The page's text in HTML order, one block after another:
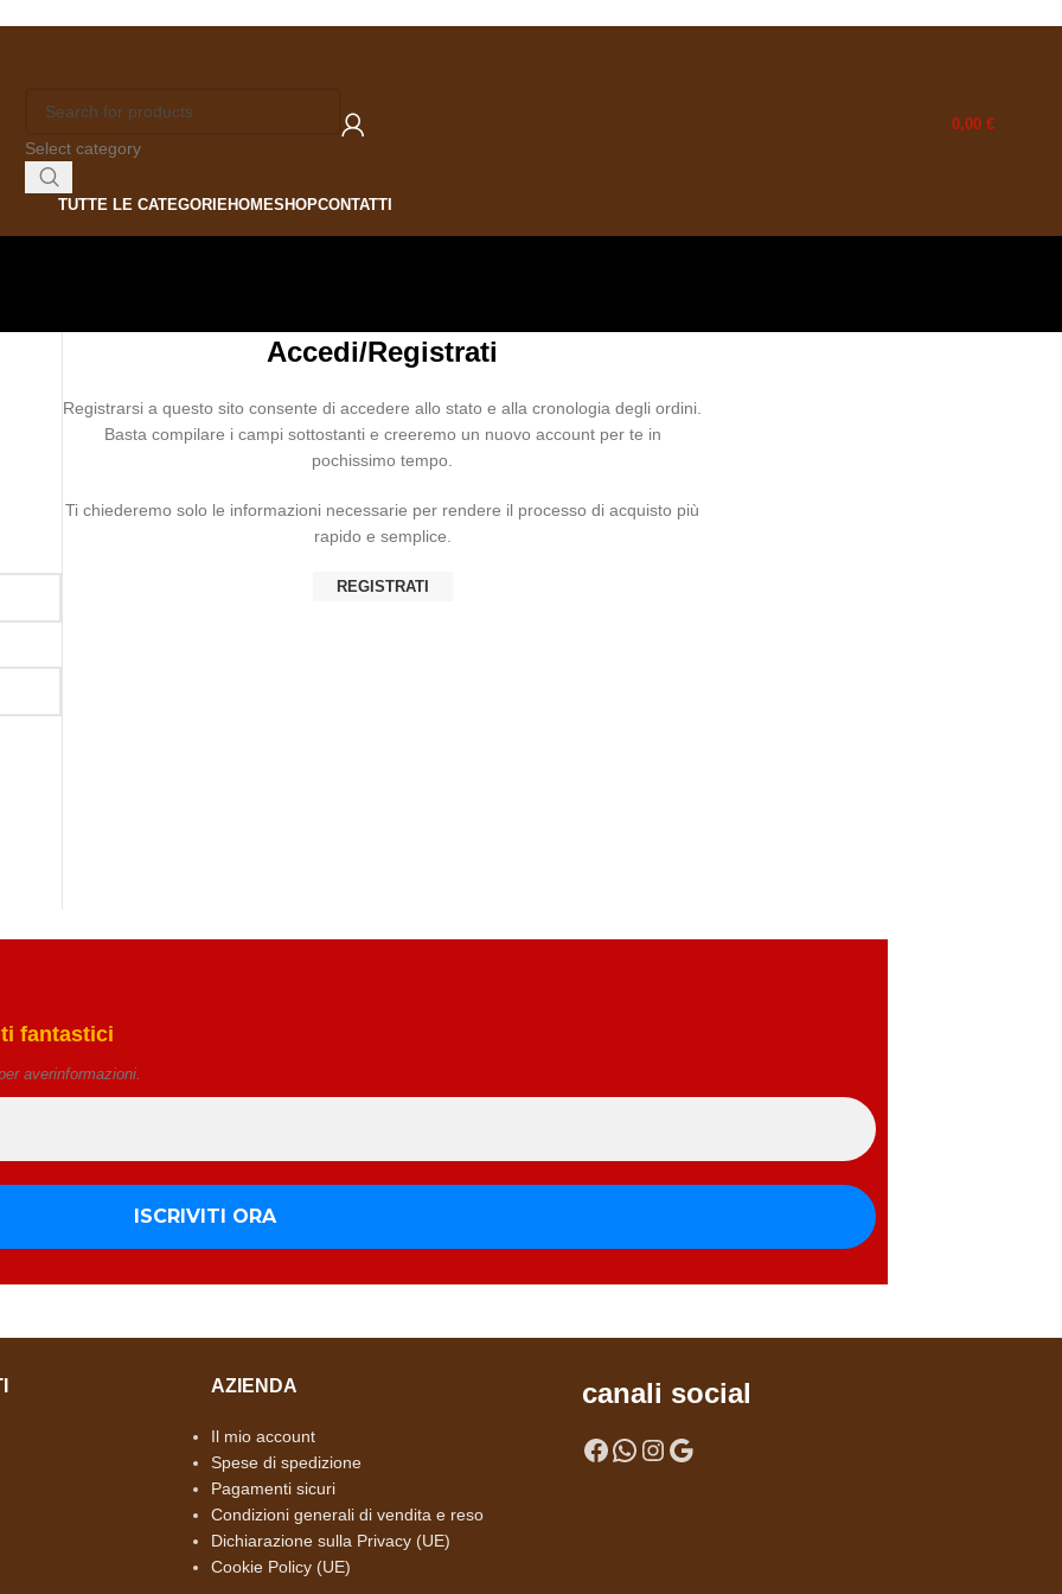
Select category
0,00 €
TUTTE LE CATEGORIEHOMESHOPCONTATTI
Accedi/Registrati
Registrarsi a questo sito consente di accedere allo stato e alla cronologia degli ordini.
Basta compilare i campi sottostanti e creeremo un nuovo account per te in
pochissimo tempo.
Ti chiederemo solo le informazioni necessarie per rendere il processo di acquisto più
rapido e semplice.
REGISTRATI
fantastici
averinformazioni.
AZIENDA
Il mio account
Spese di spedizione
Pagamenti sicuri
Condizioni generali di vendita e reso
Dichiarazione sulla Privacy (UE)
Cookie Policy (UE)
canali social